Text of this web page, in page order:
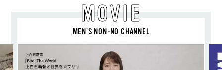
MOVIE
MEN’S NON-NO CHANNEL